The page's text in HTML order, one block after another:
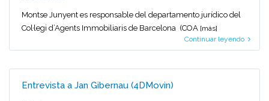
Montse Junyent es responsable del departamento jurídico del
Col·legi d’Agents Immobiliaris de Barcelona (COA [más]
Continuar leyendo
Entrevista a Jan Gibernau (4DMovin)